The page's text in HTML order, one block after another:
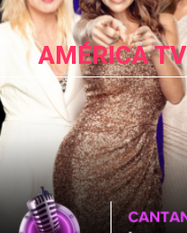
AMÉRICA TV